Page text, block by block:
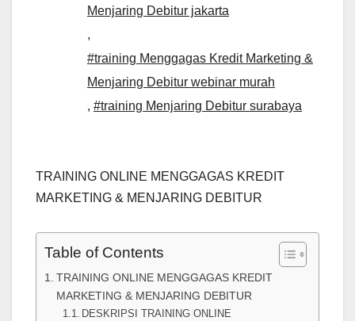
Menjaring Debitur jakarta
,
#training Menggagas Kredit Marketing &
Menjaring Debitur webinar murah
, #training Menjaring Debitur surabaya
TRAINING ONLINE MENGGAGAS KREDIT
MARKETING & MENJARING DEBITUR
Table of Contents
TRAINING ONLINE MENGGAGAS KREDIT
MARKETING & MENJARING DEBITUR
DESKRIPSI TRAINING ONLINE